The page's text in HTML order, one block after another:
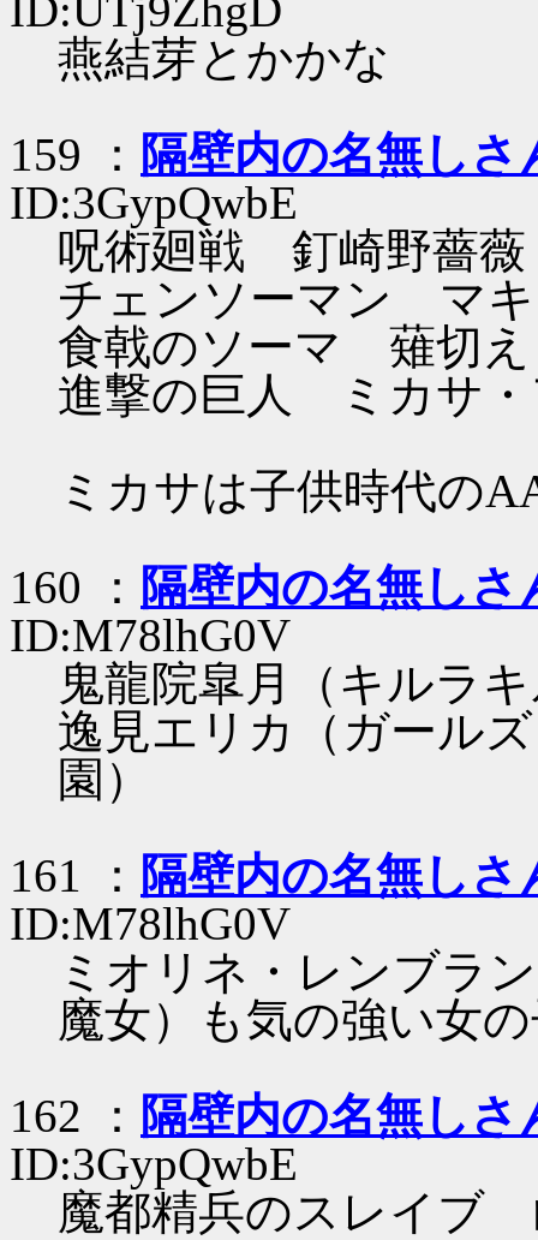
ID:UTj9ZhgD
燕結芽とかかな
159 ： 隔壁内の名無しさ
ID:3GypQwbE
呪術廻戦 釘崎野薔薇
チェンソーマン マ
食戟のソーマ 薙切え
進撃の巨人 ミカサ・
ミカサは子供時代の
160 ： 隔壁内の名無しさ
ID:M78lhG0V
鬼龍院皐月（キルラ
逸見エリカ（ガール
園）
161 ： 隔壁内の名無しさ
ID:M78lhG0V
ミオリネ・レンブラ
魔女）も気の強い女
162 ： 隔壁内の名無しさ
ID:3GypQwbE
魔都精兵のスレイブ